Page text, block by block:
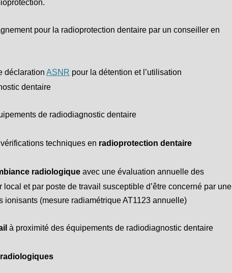
pour la radioprotection dentaire par un conseiller en
déclaration ASNR pour la détention et l’utilisation
dentaire
de radiodiagnostic dentaire
techniques en radioprotection dentaire
radiologique avec une évaluation annuelle des
et par poste de travail susceptible d’être concerné par une
ionisants (mesure radiamétrique AT1123 annuelle)
à proximité des équipements de radiodiagnostic dentaire